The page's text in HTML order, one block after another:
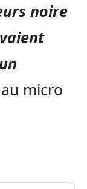
noire
micro